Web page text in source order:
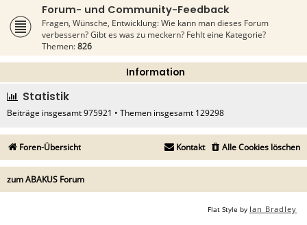
Forum- und Community-Feedback
Fragen, Wünsche, Entwicklung: Wie kann man dieses Forum
verbessern? Gibt es was zu meckern? Fehlt eine Kategorie?
Themen:826
Information
Statistik
Beiträge insgesamt975921 • Themen insgesamt 129298
Foren-Übersicht Alle Cookies löschen
Kontakt
zum ABAKUS Forum
Flat Style by Ian Bradley